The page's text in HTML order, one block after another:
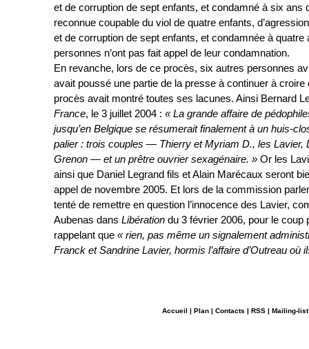
et de corruption de sept enfants, et condamné à six ans
reconnue coupable du viol de quatre enfants,
et de corruption de sept enfants, et condamnée à
personnes n’ont pas fait appel de leur condamnation.
En revanche, lors de ce procès, six autres personnes
avait poussé une partie de la presse à continuer à croire
procès avait montré toutes ses lacunes. Ainsi Bernard
France, le 3 juillet 2004 : « La grande affaire de
jusqu’en Belgique se résumerait finalement à un huis-
palier : trois couples — Thierry et Myriam D., les Lavier,
Grenon — et un prêtre ouvrier sexagénaire. » Or les
ainsi que Daniel Legrand fils et Alain Marécaux seront
appel de novembre 2005. Et lors de la commission
tenté de remettre en question l’innocence des Lavier,
Aubenas dans Libération du 3 février 2006, pour le coup
rappelant que « rien, pas même un signalement
Franck et Sandrine Lavier, hormis l’affaire d’Outreau où
Accueil | Plan | Contacts | RSS | Mailing-list